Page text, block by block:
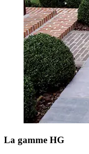
La gamme HG